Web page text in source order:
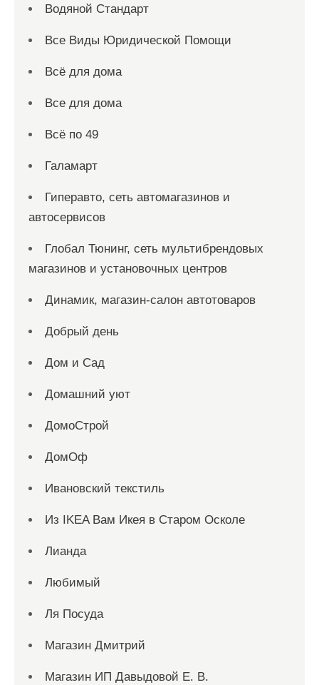
Водяной Стандарт
Все Виды Юридической Помощи
Всё для дома
Все для дома
Всё по 49
Галамарт
Гиперавто, сеть автомагазинов и
автосервисов
Глобал Тюнинг, сеть мультибрендовых
магазинов и установочных центров
Динамик, магазин-салон автотоваров
Добрый день
Дом и Сад
Домашний уют
ДомоСтрой
ДомОф
Ивановский текстиль
Из IKEA Вам Икея в Старом Осколе
Лианда
Любимый
Ля Посуда
Магазин Дмитрий
Магазин ИП Давыдовой Е. В.